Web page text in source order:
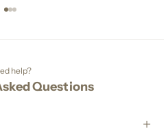
Naar artikel 1
Naar artikel 2
Naar artikel 3
help?
Questions